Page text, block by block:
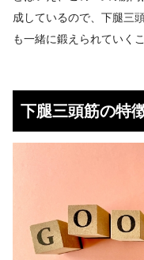
成しているので、下腿三
も一緒に鍛えられていく
下腿三頭筋の特